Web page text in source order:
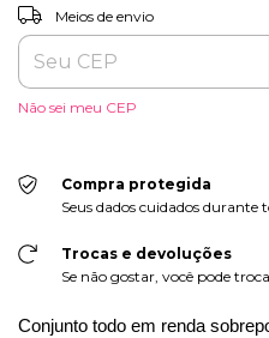
Entregas para o CEP:
Meios de envio
Não sei meu CEP
Compra protegida
Seus dados cuidados durante
Trocas e devoluções
Se não gostar, você pode
Conjunto todo em renda